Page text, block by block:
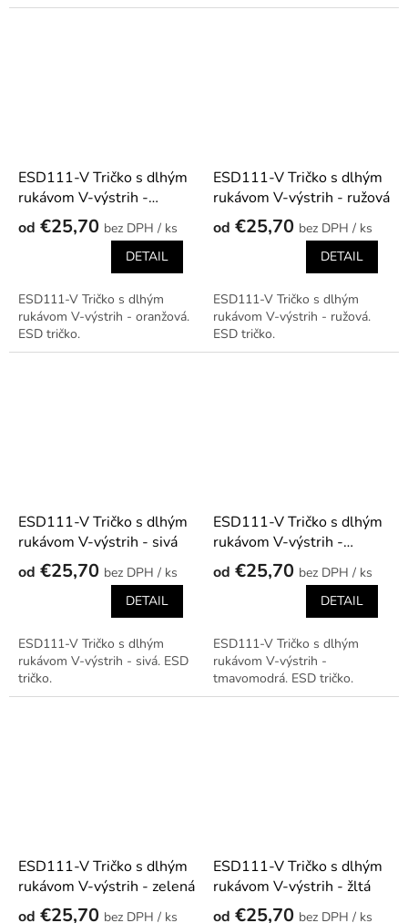
ESD111-V Tričko s dlhým
rukávom V-výstrih -
oranžová
od €25,70
/ ks
DETAIL
ESD111-V Tričko s dlhým
rukávom V-výstrih - oranžová.
ESD tričko.
ESD111-V Tričko s dlhým
rukávom V-výstrih - ružová
od €25,70
/ ks
DETAIL
ESD111-V Tričko s dlhým
rukávom V-výstrih - ružová.
ESD tričko.
ESD111-V Tričko s dlhým
rukávom V-výstrih - sivá
od €25,70
/ ks
DETAIL
ESD111-V Tričko s dlhým
rukávom V-výstrih - sivá. ESD
tričko.
ESD111-V Tričko s dlhým
rukávom V-výstrih -
tmavomodrá
od €25,70
/ ks
DETAIL
ESD111-V Tričko s dlhým
rukávom V-výstrih -
tmavomodrá. ESD tričko.
ESD111-V Tričko s dlhým
rukávom V-výstrih - zelená
od €25,70
/ ks
ESD111-V Tričko s dlhým
rukávom V-výstrih - žltá
od €25,70
/ ks